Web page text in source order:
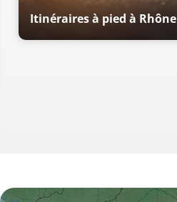
Itinéraires à pied à Rhône